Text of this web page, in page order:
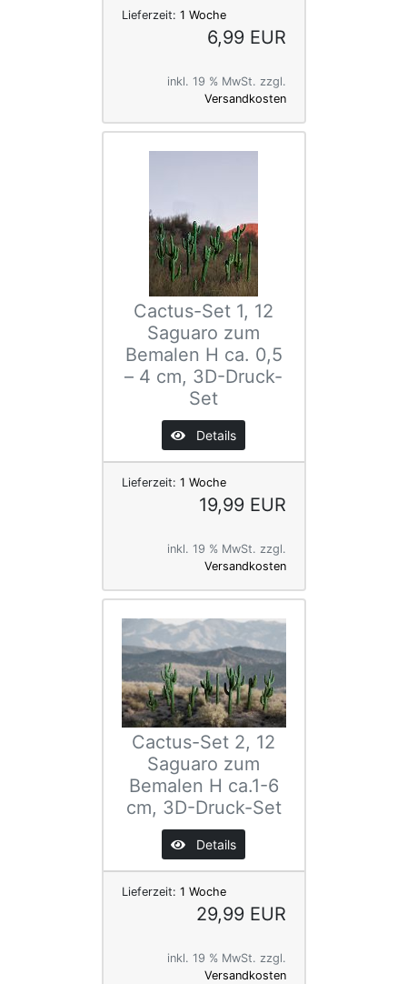
Lieferzeit: 1 Woche
6,99 EUR
inkl. 19 % MwSt. zzgl.
Versandkosten
Cactus-Set 1, 12
Saguaro zum
Bemalen H ca. 0,5
– 4 cm, 3D-Druck-
Set
Details
Lieferzeit: 1 Woche
19,99 EUR
inkl. 19 % MwSt. zzgl.
Versandkosten
Cactus-Set 2, 12
Saguaro zum
Bemalen H ca.1-6
cm, 3D-Druck-Set
Details
Lieferzeit: 1 Woche
29,99 EUR
inkl. 19 % MwSt. zzgl.
Versandkosten